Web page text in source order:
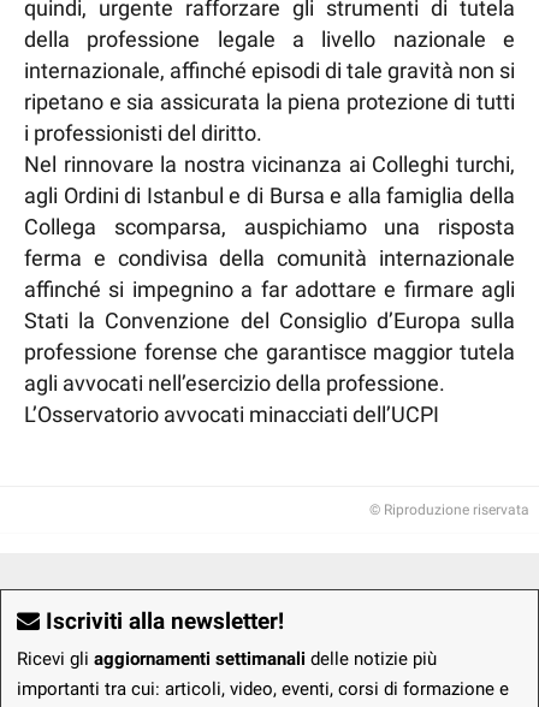
quindi, urgente rafforzare gli strumenti di tutela
della professione legale a livello nazionale e
internazionale, affinché episodi di tale gravità non si
ripetano e sia assicurata la piena protezione di tutti
i professionisti del diritto.
Nel rinnovare la nostra vicinanza ai Colleghi turchi,
agli Ordini di Istanbul e di Bursa e alla famiglia della
Collega scomparsa, auspichiamo una risposta
ferma e condivisa della comunità internazionale
affinché si impegnino a far adottare e firmare agli
Stati la Convenzione del Consiglio d’Europa sulla
professione forense che garantisce maggior tutela
agli avvocati nell’esercizio della professione.
L’Osservatorio avvocati minacciati dell’UCPI
© Riproduzione riservata
Iscriviti alla newsletter!
Ricevi gli aggiornamenti settimanali delle notizie più
importanti tra cui: articoli, video, eventi, corsi di formazione e